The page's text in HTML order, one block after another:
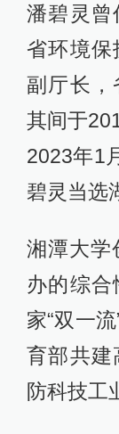
潘碧灵曾
省环境保
副厅长，
其间于
2023年1
碧灵当选
湘潭大学
办的综
家“双一
育部共建
防科技工